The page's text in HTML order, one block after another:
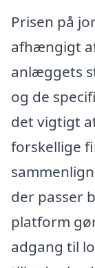
Prisen på
afhængigt
anlæggets
og de
det vigtigt
forskellige
der passer
platform
adgang til